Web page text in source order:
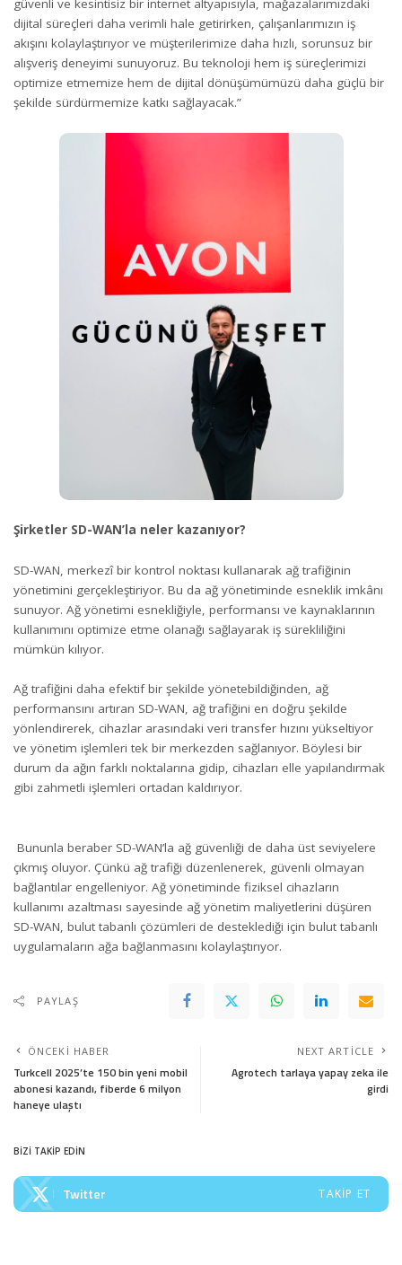
güvenli ve kesintisiz bir internet altyapısıyla, mağazalarımızdaki
dijital süreçleri daha verimli hale getirirken, çalışanlarımızın iş
akışını kolaylaştırıyor ve müşterilerimize daha hızlı, sorunsuz bir
alışveriş deneyimi sunuyoruz. Bu teknoloji hem iş süreçlerimizi
optimize etmemize hem de dijital dönüşümümüzü daha güçlü bir
şekilde sürdürmemize katkı sağlayacak.”
Şirketler SD-WAN’la neler kazanıyor?
SD-WAN, merkezî bir kontrol noktası kullanarak ağ trafiğinin
yönetimini gerçekleştiriyor. Bu da ağ yönetiminde esneklik imkânı
sunuyor. Ağ yönetimi esnekliğiyle, performansı ve kaynaklarının
kullanımını optimize etme olanağı sağlayarak iş sürekliliğini
mümkün kılıyor.
Ağ trafiğini daha efektif bir şekilde yönetebildiğinden, ağ
performansını artıran SD-WAN, ağ trafiğini en doğru şekilde
yönlendirerek, cihazlar arasındaki veri transfer hızını yükseltiyor
ve yönetim işlemleri tek bir merkezden sağlanıyor. Böylesi bir
durum da ağın farklı noktalarına gidip, cihazları elle yapılandırmak
gibi zahmetli işlemleri ortadan kaldırıyor.
Bununla beraber SD-WAN’la ağ güvenliği de daha üst seviyelere
çıkmış oluyor. Çünkü ağ trafiği düzenlenerek, güvenli olmayan
bağlantılar engelleniyor. Ağ yönetiminde fiziksel cihazların
kullanımı azaltması sayesinde ağ yönetim maliyetlerini düşüren
SD-WAN, bulut tabanlı çözümleri de desteklediği için bulut tabanlı
uygulamaların ağa bağlanmasını kolaylaştırıyor.
PAYLAŞ
ÖNCEKI HABER
Turkcell 2025’te 150 bin yeni mobil
abonesi kazandı, fiberde 6 milyon
haneye ulaştı
NEXT ARTICLE
Agrotech tarlaya yapay zeka ile
girdi
BİZİ TAKİP EDİN
Twitter TAKIP ET